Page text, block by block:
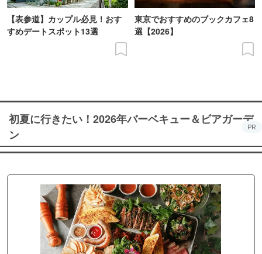
【表参道】カップル必見！おす
すめデートスポット13選
東京でおすすめのブックカフェ8
選【2026】
初夏に行きたい！2026年バーベキュー＆ビアガーデ
ン
PR